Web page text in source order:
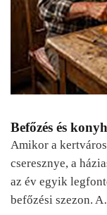
Befőzés és
Amikor a
cseresznye, a
az év egyik
befőzési szezon.